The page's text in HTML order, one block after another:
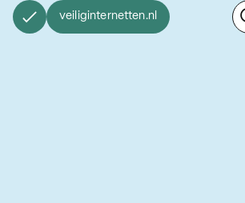
veiliginternetten.nl